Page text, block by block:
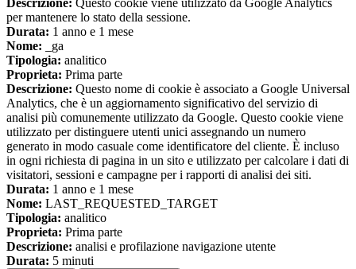
Descrizione: Questo cookie viene utilizzato da Google Analytics
per mantenere lo stato della sessione.
Durata: 1 anno e 1 mese
Nome: _ga
Tipologia: analitico
Proprieta: Prima parte
Descrizione: Questo nome di cookie è associato a Google Universal
Analytics, che è un aggiornamento significativo del servizio di
analisi più comunemente utilizzato da Google. Questo cookie viene
utilizzato per distinguere utenti unici assegnando un numero
generato in modo casuale come identificatore del cliente. È incluso
in ogni richiesta di pagina in un sito e utilizzato per calcolare i dati di
visitatori, sessioni e campagne per i rapporti di analisi dei siti.
Durata: 1 anno e 1 mese
Nome: LAST_REQUESTED_TARGET
Tipologia: analitico
Proprieta: Prima parte
Descrizione: analisi e profilazione navigazione utente
Durata: 5 minuti